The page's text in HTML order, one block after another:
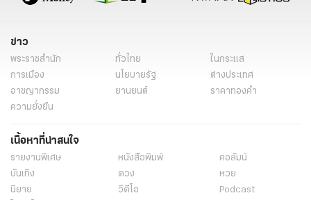
my page in the 90s วันที่หัวใจเผลอรัก my page in the 90s 2026
ซีรี่ย์จีน พากย์ไทย
ข่าว
พระราชสำนัก ทั่วไทย
ในกระแส
การเมือง
นโยบายรัฐ
ต่างประเทศ
อาชญากรรม
ยานยนต์
ราคาทองคำ
ความยั่งยืน
เนื้อหาที่น่าสนใจ
รายงานพิเศษ หนังสือพิมพ์
คอลัมน์
บันเทิง
ดวง
หวย
นิยาย
วิดีโอ
Podcast